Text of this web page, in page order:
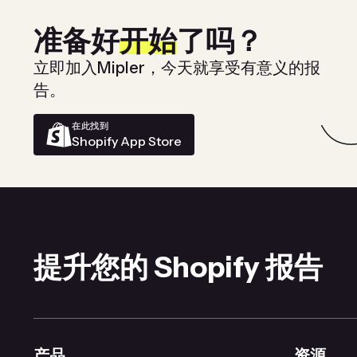
准备好开始了吗？
立即加入Mipler，今天就享受有意义的报
告。
在此找到
Shopify App Store
提升您的 Shopify 报告